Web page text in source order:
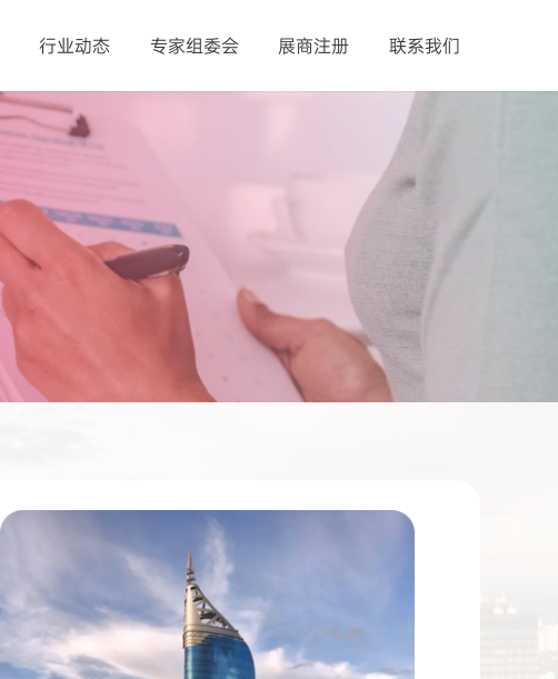
行业动态 专家组委会 展商注册 联系我们